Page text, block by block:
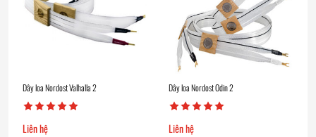
Dây loa Nordost Valhalla 2
Liên hệ
Dây loa Nordost Odin 2
Liên hệ